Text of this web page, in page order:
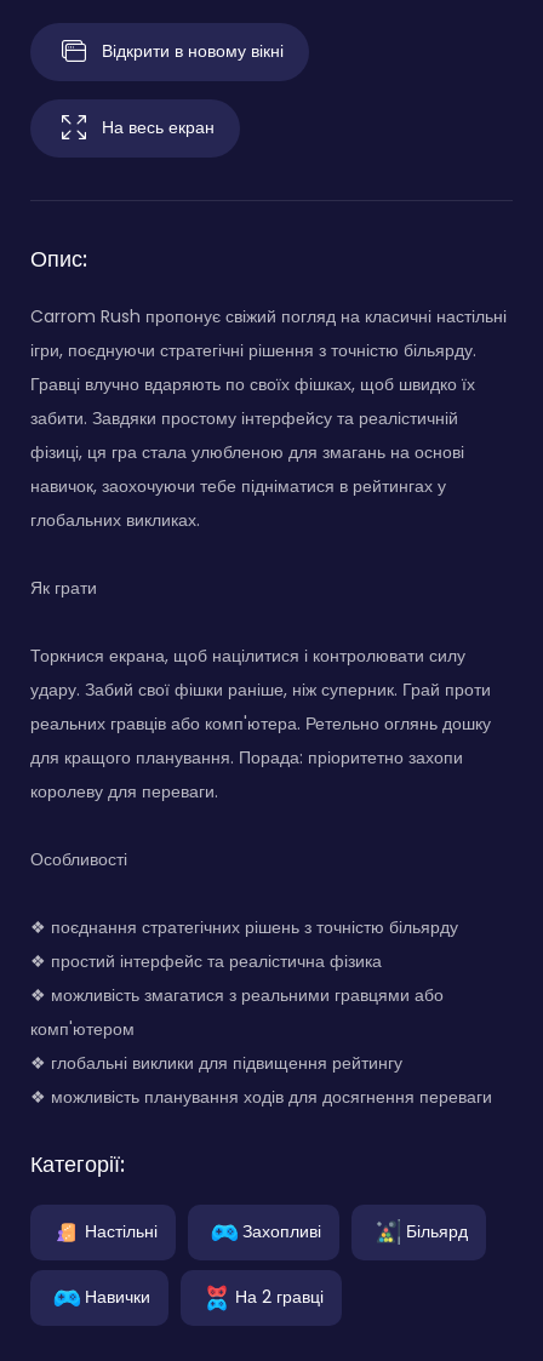
Відкрити в новому вікні
На весь екран
Опис:
Carrom Rush пропонує свіжий погляд на класичні настільні
ігри, поєднуючи стратегічні рішення з точністю більярду.
Гравці влучно вдаряють по своїх фішках, щоб швидко їх
забити. Завдяки простому інтерфейсу та реалістичній
фізиці, ця гра стала улюбленою для змагань на основі
навичок, заохочуючи тебе підніматися в рейтингах у
глобальних викликах.
Як грати
Торкнися екрана, щоб націлитися і контролювати силу
удару. Забий свої фішки раніше, ніж суперник. Грай проти
реальних гравців або комп'ютера. Ретельно оглянь дошку
для кращого планування. Порада: пріоритетно захопи
королеву для переваги.
Особливості
❖ поєднання стратегічних рішень з точністю більярду
❖ простий інтерфейс та реалістична фізика
❖ можливість змагатися з реальними гравцями або
комп'ютером
❖ глобальні виклики для підвищення рейтингу
❖ можливість планування ходів для досягнення переваги
Категорії:
Настільні Захопливі Більярд
Навички На 2 гравці